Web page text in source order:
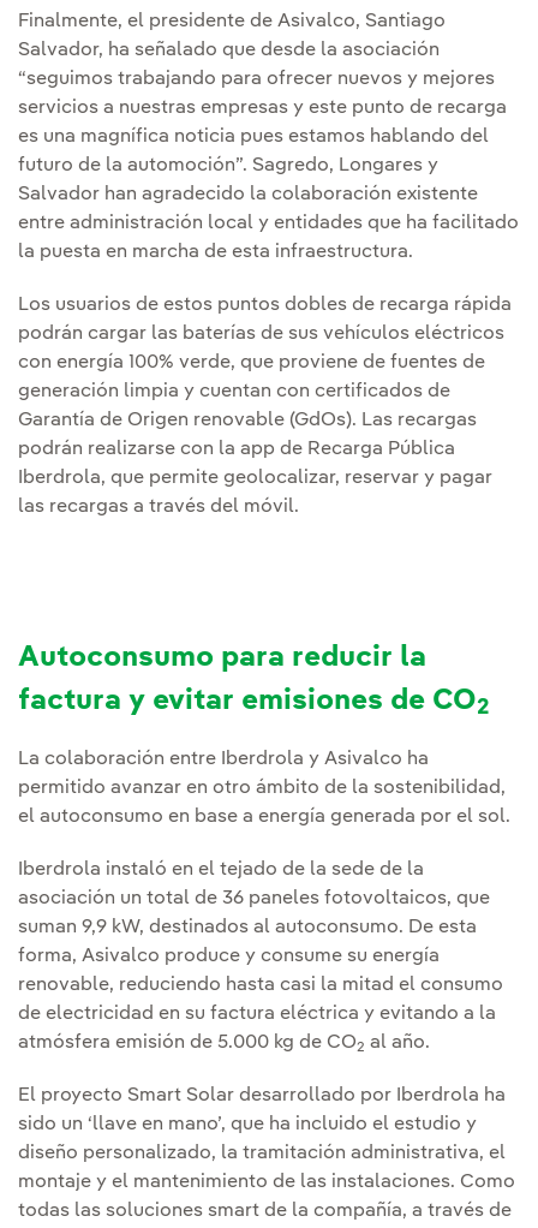
Finalmente, el presidente de Asivalco, Santiago
Salvador, ha señalado que desde la asociación
“seguimos trabajando para ofrecer nuevos y mejores
servicios a nuestras empresas y este punto de recarga
es una magnífica noticia pues estamos hablando del
futuro de la automoción”. Sagredo, Longares y
Salvador han agradecido la colaboración existente
entre administración local y entidades que ha facilitado
la puesta en marcha de esta infraestructura.
Los usuarios de estos puntos dobles de recarga rápida
podrán cargar las baterías de sus vehículos eléctricos
con energía 100% verde, que proviene de fuentes de
generación limpia y cuentan con certificados de
Garantía de Origen renovable (GdOs). Las recargas
podrán realizarse con la app de Recarga Pública
Iberdrola, que permite geolocalizar, reservar y pagar
las recargas a través del móvil.
Autoconsumo para reducir la
factura y evitar emisiones de CO2
La colaboración entre Iberdrola y Asivalco ha
permitido avanzar en otro ámbito de la sostenibilidad,
el autoconsumo en base a energía generada por el sol.
Iberdrola instaló en el tejado de la sede de la
asociación un total de 36 paneles fotovoltaicos, que
suman 9,9 kW, destinados al autoconsumo. De esta
forma, Asivalco produce y consume su energía
renovable, reduciendo hasta casi la mitad el consumo
de electricidad en su factura eléctrica y evitando a la
atmósfera emisión de 5.000 kg de CO2 al año.
El proyecto Smart Solar desarrollado por Iberdrola ha
sido un ‘llave en mano’, que ha incluido el estudio y
diseño personalizado, la tramitación administrativa, el
montaje y el mantenimiento de las instalaciones. Como
todas las soluciones smart de la compañía, a través de